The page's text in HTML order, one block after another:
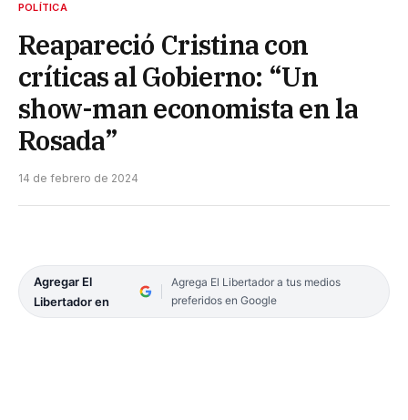
POLÍTICA
Reapareció Cristina con
críticas al Gobierno: “Un
show-man economista en la
Rosada”
14 de febrero de 2024
Agregar El
Libertador en
Agrega El Libertador a tus medios
preferidos en Google